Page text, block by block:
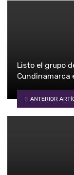
Listo el grupo
Cundinamarca
ANTERIOR